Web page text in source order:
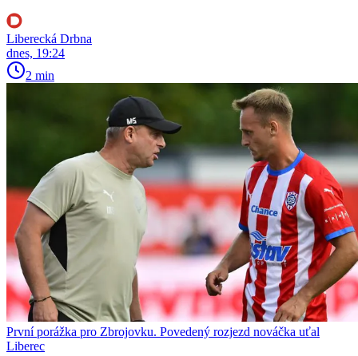
Liberecká Drbna
dnes, 19:24
2 min
První porážka pro Zbrojovku. Povedený rozjezd nováčka uťal
Liberec